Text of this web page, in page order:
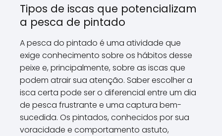
Tipos de iscas que potencializam
a pesca de pintado
A pesca do pintado é uma atividade que
exige conhecimento sobre os hábitos desse
peixe e, principalmente, sobre as iscas que
podem atrair sua atenção. Saber escolher a
isca certa pode ser o diferencial entre um dia
de pesca frustrante e uma captura bem-
sucedida. Os pintados, conhecidos por sua
voracidade e comportamento astuto,